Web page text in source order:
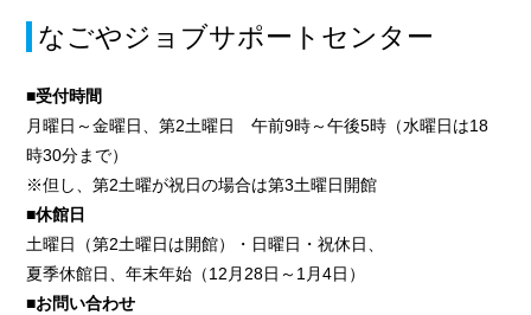
なごやジョブサポートセンター
■受付時間
月曜日～金曜日、第2土曜日 午前9時～午後5時（水曜日は18
時30分まで）
※但し、第2土曜が祝日の場合は第3土曜日開館
■休館日
土曜日（第2土曜日は開館）・日曜日・祝休日、
夏季休館日、年末年始（12月28日～1月4日）
■お問い合わせ